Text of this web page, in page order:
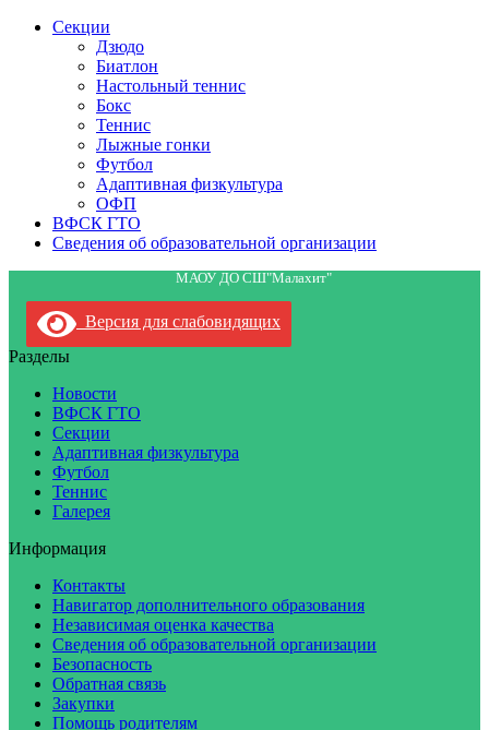
Секции
Дзюдо
Биатлон
Настольный теннис
Бокс
Теннис
Лыжные гонки
Футбол
Адаптивная физкультура
ОФП
ВФСК ГТО
Сведения об образовательной организации
МАОУ ДО СШ"Малахит"
Версия для слабовидящих
Разделы
Новости
ВФСК ГТО
Секции
Адаптивная физкультура
Футбол
Теннис
Галерея
Информация
Контакты
Навигатор дополнительного образования
Независимая оценка качества
Сведения об образовательной организации
Безопасность
Обратная связь
Закупки
Помощь родителям